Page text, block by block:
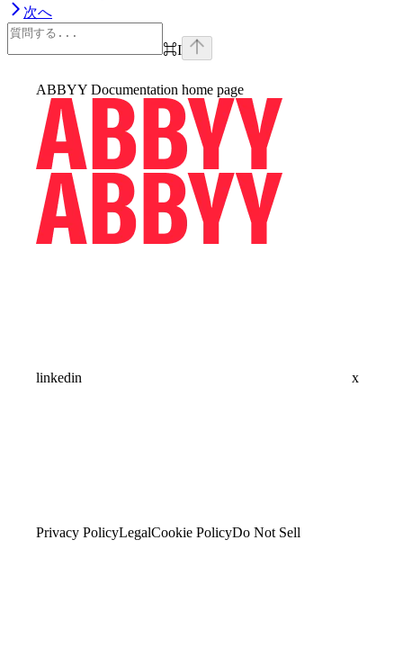
次へ
⌘I
ABBYY Documentation home page
linkedin x
Privacy PolicyLegalCookie PolicyDo Not Sell